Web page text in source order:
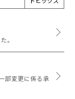
。
部変更に係る承